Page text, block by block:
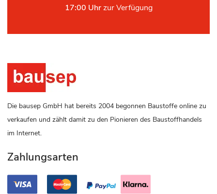
17:00 Uhrzur Verfügung
Die bausep GmbH hat bereits 2004 begonnen Baustoffe online zu
verkaufen und zählt damit zu den Pionieren des Baustoffhandels
im Internet.
Zahlungsarten